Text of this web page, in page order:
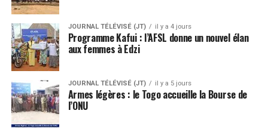
JOURNAL TÉLÉVISÉ (JT) il y a 4 jours
Programme Kafui : l’AFSL donne un nouvel élan
aux femmes à Edzi
JOURNAL TÉLÉVISÉ (JT) il y a 5 jours
Armes légères : le Togo accueille la Bourse de
l’ONU